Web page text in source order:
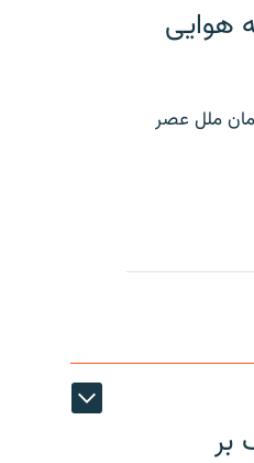
هوایی
ملل عصر
بر